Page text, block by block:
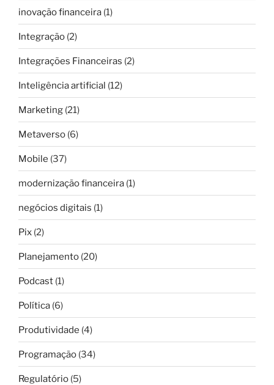
inovação financeira (1)
Integração (2)
Integrações Financeiras (2)
Inteligência artificial (12)
Marketing (21)
Metaverso (6)
Mobile (37)
modernização financeira (1)
negócios digitais (1)
Pix (2)
Planejamento (20)
Podcast (1)
Política (6)
Produtividade (4)
Programação (34)
Regulatório (5)